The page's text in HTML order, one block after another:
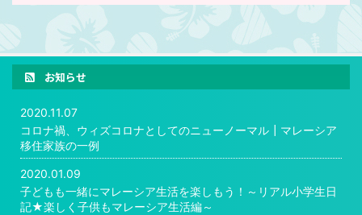
お知らせ
2020.11.07
コロナ禍、ウィズコロナとしてのニューノーマル┃マレーシア
移住家族の一例
2020.01.09
子どもも一緒にマレーシア生活を楽しもう！～リアル小学生日
記★楽しく子供もマレーシア生活編～